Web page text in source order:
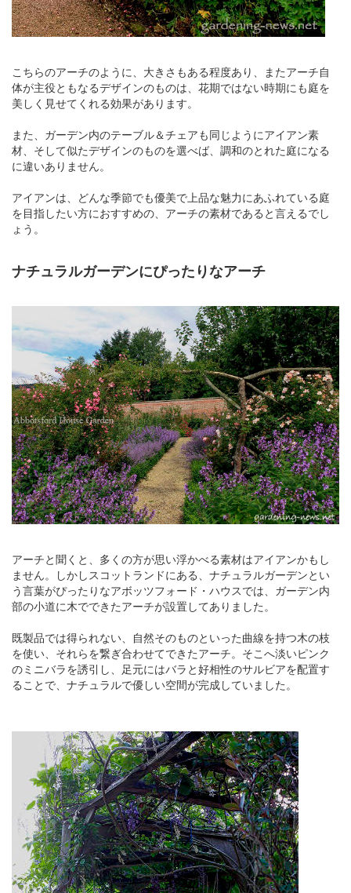
こちらのアーチのように、大きさもある程度あり、またアーチ自
体が主役ともなるデザインのものは、花期ではない時期にも庭を
美しく見せてくれる効果があります。
また、ガーデン内のテーブル＆チェアも同じようにアイアン素
材、そして似たデザインのものを選べば、調和のとれた庭になる
に違いありません。
アイアンは、どんな季節でも優美で上品な魅力にあふれている庭
を目指したい方におすすめの、アーチの素材であると言えるでし
ょう。
ナチュラルガーデンにぴったりなアーチ
アーチと聞くと、多くの方が思い浮かべる素材はアイアンかもし
ません。しかしスコットランドにある、ナチュラルガーデンとい
う言葉がぴったりなアボッツフォード・ハウスでは、ガーデン内
部の小道に木でできたアーチが設置してありました。
既製品では得られない、自然そのものといった曲線を持つ木の枝
を使い、それらを繋ぎ合わせてできたアーチ。そこへ淡いピンク
のミニバラを誘引し、足元にはバラと好相性のサルビアを配置す
ることで、ナチュラルで優しい空間が完成していました。